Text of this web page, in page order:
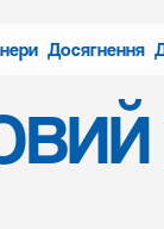
Досягнення